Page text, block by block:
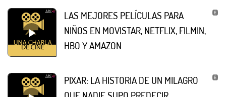
LAS MEJORES PELÍCULAS PARA
NIÑOS EN MOVISTAR, NETFLIX, FILMIN,
HBO Y AMAZON
PIXAR: LA HISTORIA DE UN MILAGRO